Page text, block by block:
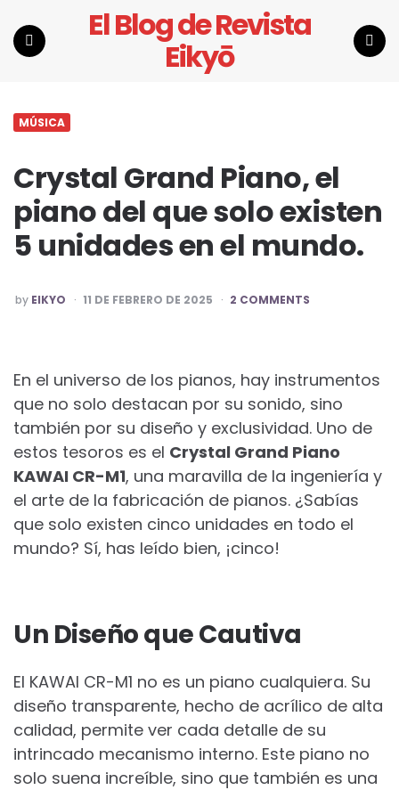
El Blog de Revista
Eikyō
MÚSICA
Crystal Grand Piano, el
piano del que solo existen
5 unidades en el mundo.
POSTED
BY
by EIKYO 11 DE FEBRERO DE 2025 2 COMMENTS
En el universo de los pianos, hay instrumentos
que no solo destacan por su sonido, sino
también por su diseño y exclusividad. Uno de
estos tesoros es el Crystal Grand Piano
KAWAI CR-M1, una maravilla de la ingeniería y
el arte de la fabricación de pianos. ¿Sabías
que solo existen cinco unidades en todo el
mundo? Sí, has leído bien, ¡cinco!
Un Diseño que Cautiva
El KAWAI CR-M1 no es un piano cualquiera. Su
diseño transparente, hecho de acrílico de alta
calidad, permite ver cada detalle de su
intrincado mecanismo interno. Este piano no
solo suena increíble, sino que también es una